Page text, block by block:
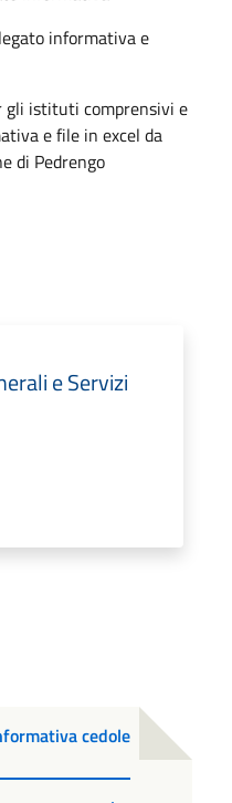
informativa e
gli istituti comprensivi e
e file in excel da
di Pedrengo
e Servizi
cedole